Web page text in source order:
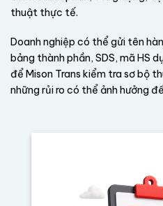
thuật thực tế.
Doanh nghiệp có thể gửi tên
bảng thành phần, SDS, mã HS
để Mison Trans kiểm tra sơ bộ
những rủi ro có thể ảnh hưởng